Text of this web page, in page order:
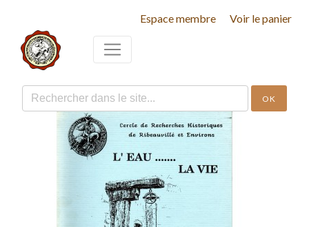
Espace membre Voir le panier
OK